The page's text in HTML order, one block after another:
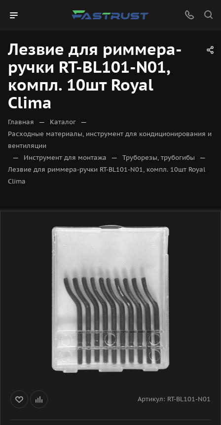
Лезвие для риммера-
ручки RT-BL101-N01,
компл. 10шт Royal
Clima
Главная — Каталог —
Расходные материалы, инструмент для кондиционирования и
вентиляции
— Инструмент для монтажа — Труборезы, трубогибы —
Лезвие для риммера-ручки RT-BL101-N01, компл. 10шт Royal
Clima
Артикул: RT-BL101-N01